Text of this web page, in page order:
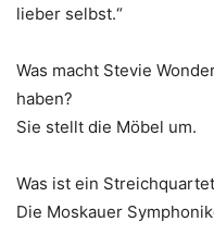
lieber selbst.“
Was macht Stevie
haben?
Sie stellt die Möbel um.
Was ist ein
Die Moskauer